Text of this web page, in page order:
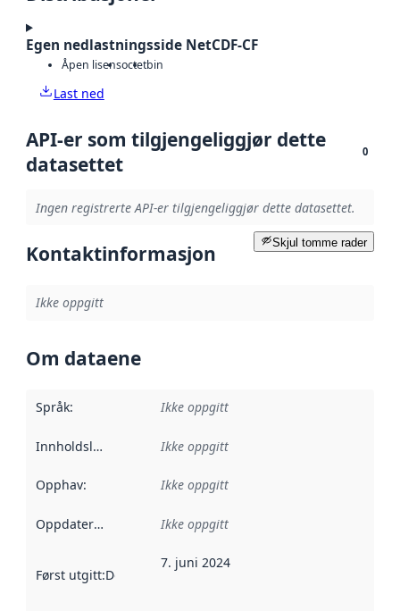
Egen nedlastningsside NetCDF-CF
Åpen lisensoctetbin
Last ned
API-er som tilgjengeliggjør dette
datasettet
0
Ingen registrerte API-er tilgjengeliggjør dette datasettet.
Skjul tomme rader
Kontaktinformasjon
Ikke oppgitt
Om dataene
Språk: Ikke oppgitt
Innholdsleverandører :
Ikke oppgitt
Opphav: Ikke oppgitt
Oppdateringsfrekvens :
Ikke oppgitt
Først utgitt:Denne datoen sier når dataene i dette
7. juni 2024